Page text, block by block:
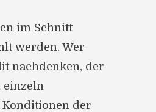
im Schnitt
werden. Wer
nachdenken, der
einzeln
der